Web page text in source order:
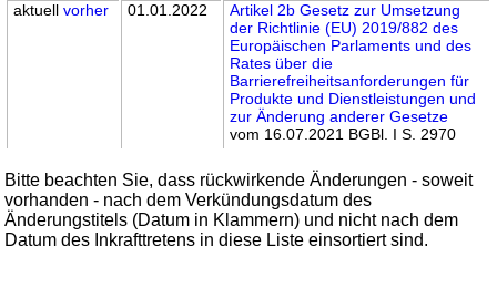
aktuellvorher 01.01.2022
Artikel 2b Gesetz zur Umsetzung
der Richtlinie (EU) 2019/882 des
Europäischen Parlaments und des
Rates über die
Barrierefreiheitsanforderungen für
Produkte und Dienstleistungen und
zur Änderung anderer Gesetze
vom 16.07.2021 BGBl. I S. 2970
Bitte beachten Sie, dass rückwirkende Änderungen - soweit
vorhanden - nach dem Verkündungsdatum des
Änderungstitels (Datum in Klammern) und nicht nach dem
Datum des Inkrafttretens in diese Liste einsortiert sind.